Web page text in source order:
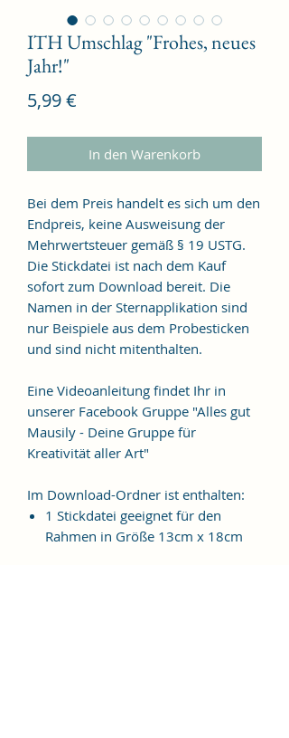
ITH Umschlag "Frohes, neues
Jahr!"
5,99 €
In den Warenkorb
Bei dem Preis handelt es sich um den
Endpreis, keine Ausweisung der
Mehrwertsteuer gemäß § 19 USTG.
Die Stickdatei ist nach dem Kauf
sofort zum Download bereit. Die
Namen in der Sternapplikation sind
nur Beispiele aus dem Probesticken
und sind nicht mitenthalten.
Eine Videoanleitung findet Ihr in
unserer Facebook Gruppe "Alles gut
Mausily - Deine Gruppe für
Kreativität aller Art"
Im Download-Ordner ist enthalten:
1 Stickdatei geeignet für den
Rahmen in Größe 13cm x 18cm